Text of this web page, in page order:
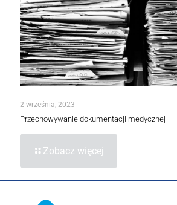
2 września, 2023
Przechowywanie dokumentacji medycznej
Zobacz więcej